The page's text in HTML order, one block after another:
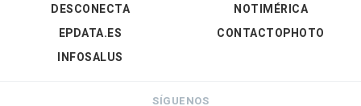
DESCONECTA
EPDATA.ES
INFOSALUS
NOTIMÉRICA
CONTACTOPHOTO
SÍGUENOS